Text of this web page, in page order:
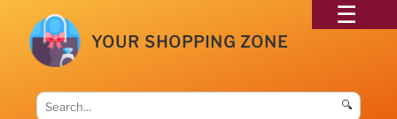
YOUR SHOPPING ZONE
🔍